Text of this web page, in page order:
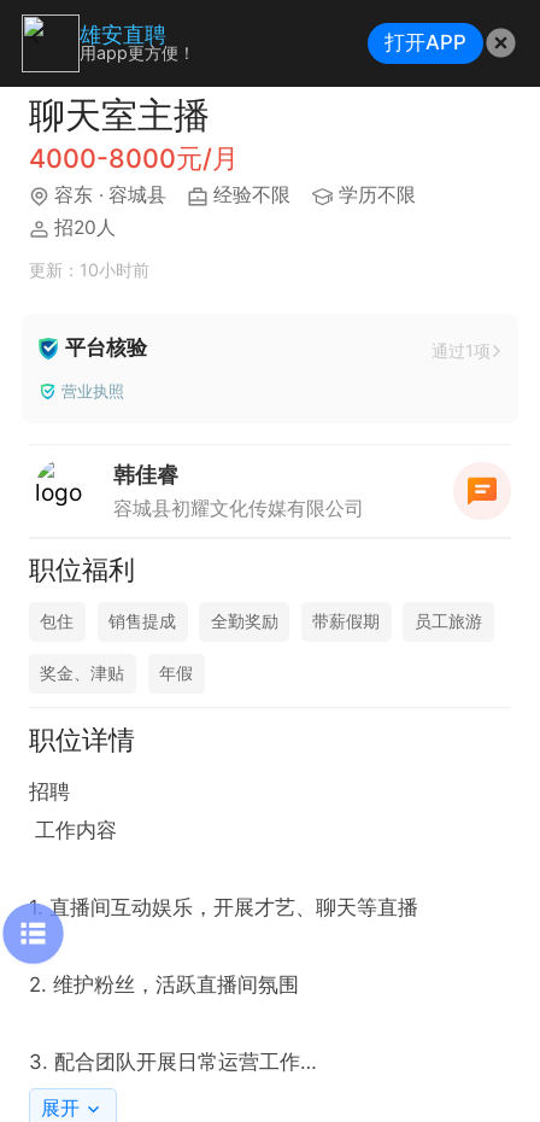
聊天室主播
4000-8000元/月
容东 · 容城县 经验不限
学历不限
招20人
更新：10小时前
平台核验 通过1项
营业执照
韩佳睿
容城县初耀文化传媒有限公司
职位福利
包住 销售提成 全勤奖励 带薪假期 员工旅游
奖金、津贴 年假
职位详情
招聘
工作内容
1. 直播间互动娱乐，开展才艺、聊天等直播
2. 维护粉丝，活跃直播间氛围
3. 配合团队开展日常运营工作
展开
雄安直聘
用app更方便！ 打开APP